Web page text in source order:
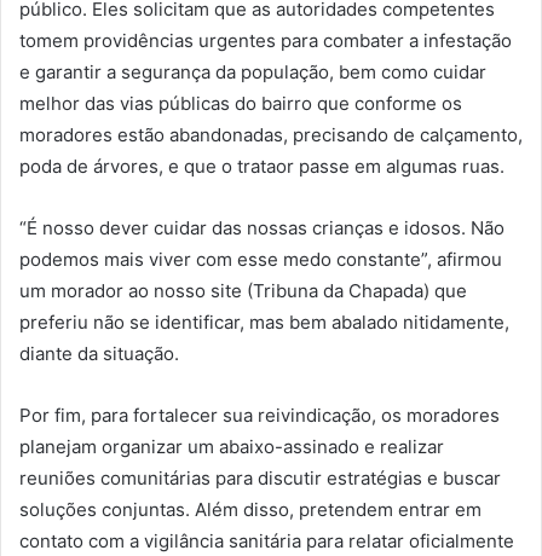
público. Eles solicitam que as autoridades competentes
tomem providências urgentes para combater a infestação
e garantir a segurança da população, bem como cuidar
melhor das vias públicas do bairro que conforme os
moradores estão abandonadas, precisando de calçamento,
poda de árvores, e que o trataor passe em algumas ruas.
“É nosso dever cuidar das nossas crianças e idosos. Não
podemos mais viver com esse medo constante”, afirmou
um morador ao nosso site (Tribuna da Chapada) que
preferiu não se identificar, mas bem abalado nitidamente,
diante da situação.
Por fim, para fortalecer sua reivindicação, os moradores
planejam organizar um abaixo-assinado e realizar
reuniões comunitárias para discutir estratégias e buscar
soluções conjuntas. Além disso, pretendem entrar em
contato com a vigilância sanitária para relatar oficialmente